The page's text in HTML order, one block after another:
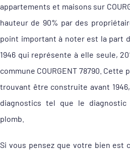
appartements et maisons sur
hauteur de 90% par des
point important à noter est la part
1946 qui représente à elle seule,
commune COURGENT 78790.
trouvant être construite avant
diagnostics tel que le
plomb.
Si vous pensez que votre bien est